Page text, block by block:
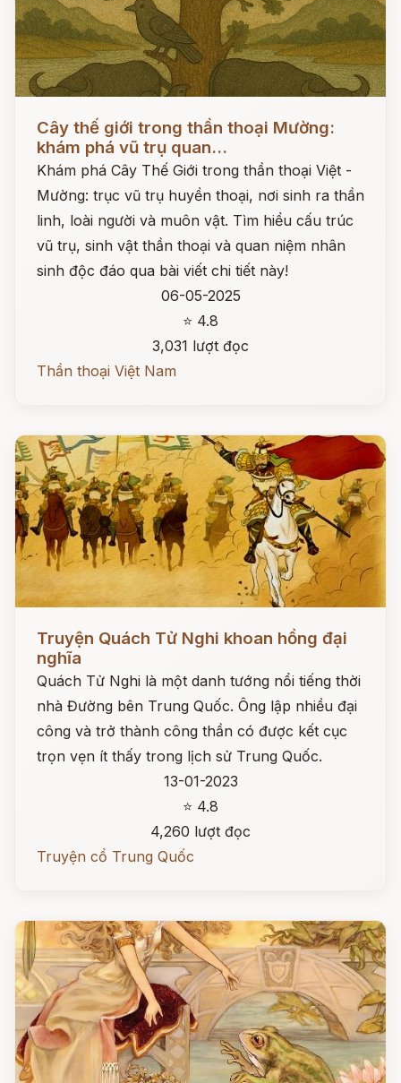
Cây thế giới trong thần thoại Mường:
khám phá vũ trụ quan...
Khám phá Cây Thế Giới trong thần thoại Việt -
Mường: trục vũ trụ huyền thoại, nơi sinh ra thần
linh, loài người và muôn vật. Tìm hiểu cấu trúc
vũ trụ, sinh vật thần thoại và quan niệm nhân
sinh độc đáo qua bài viết chi tiết này!
06-05-2025
⭐ 4.8
3,031 lượt đọc
Thần thoại Việt Nam
Truyện Quách Tử Nghi khoan hồng đại
nghĩa
Quách Tử Nghi là một danh tướng nổi tiếng thời
nhà Đường bên Trung Quốc. Ông lập nhiều đại
công và trở thành công thần có được kết cục
trọn vẹn ít thấy trong lịch sử Trung Quốc.
13-01-2023
⭐ 4.8
4,260 lượt đọc
Truyện cổ Trung Quốc